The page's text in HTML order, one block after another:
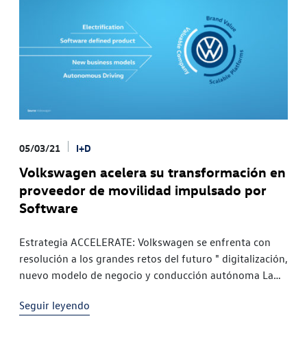
05/03/21 I+D
Volkswagen acelera su transformación en
proveedor de movilidad impulsado por
Software
Estrategia ACCELERATE: Volkswagen se enfrenta con
resolución a los grandes retos del futuro " digitalización,
nuevo modelo de negocio y conducción autónoma La
digital se convertirán en
Seguir leyendo